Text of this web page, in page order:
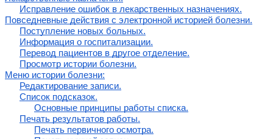
Исправление ошибок в лекарственных назначениях.
Повседневные действия с электронной историей болезни.
Поступление новых больных.
Информация о госпитализации.
Перевод пациентов в другое отделение.
Просмотр истории болезни.
Меню истории болезни:
Редактирование записи.
Список подсказок.
Основные принципы работы списка.
Печать результатов работы.
Печать первичного осмотра.